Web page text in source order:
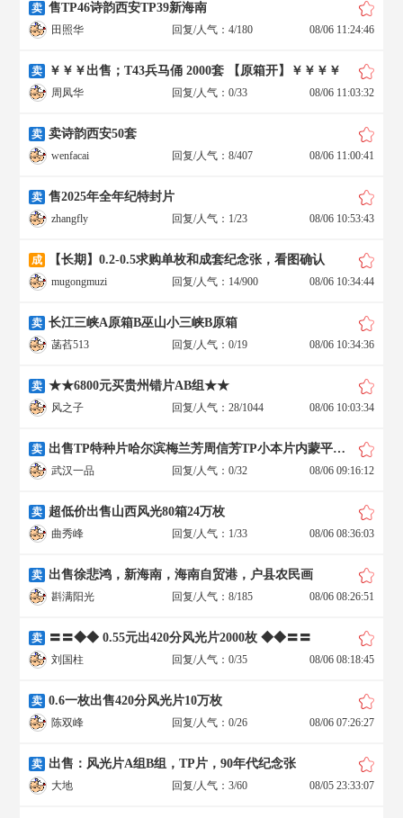
卖 售TP46诗韵西安TP39新海南
田照华 回复/人气：4/180 08/06 11:24:46
卖 ￥￥￥出售；T43兵马俑 2000套 【原箱开】￥￥￥￥
周凤华 回复/人气：0/33 08/06 11:03:32
卖 卖诗韵西安50套
wenfacai 回复/人气：8/407 08/06 11:00:41
卖 售2025年全年纪特封片
zhangfly 回复/人气：1/23 08/06 10:53:43
成 【长期】0.2-0.5求购单枚和成套纪念张，看图确认
mugongmuzi 回复/人气：14/900 08/06 10:34:44
卖 长江三峡A原箱B巫山小三峡B原箱
菡萏513 回复/人气：0/19 08/06 10:34:36
卖 ★★6800元买贵州错片AB组★★
风之子 回复/人气：28/1044 08/06 10:03:34
卖 出售TP特种片哈尔滨梅兰芳周信芳TP小本片内蒙平遥开平王家大院
武汉一品 回复/人气：0/32 08/06 09:16:12
卖 超低价出售山西风光80箱24万枚
曲秀峰 回复/人气：1/33 08/06 08:36:03
卖 出售徐悲鸿，新海南，海南自贸港，户县农民画
斟满阳光 回复/人气：8/185 08/06 08:26:51
卖 〓〓◆◆ 0.55元出420分风光片2000枚 ◆◆〓〓
刘国柱 回复/人气：0/35 08/06 08:18:45
卖 0.6一枚出售420分风光片10万枚
陈双峰 回复/人气：0/26 08/06 07:26:27
卖 出售：风光片A组B组，TP片，90年代纪念张
大地 回复/人气：3/60 08/05 23:33:07